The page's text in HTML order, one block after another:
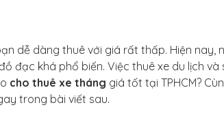
dễ dàng thuê với giá rất thấp. Hiện nay,
đạc khá phổ biến. Việc thuê xe du lịch và
cho thuê xe tháng giá tốt tại TPHCM?
trong bài viết sau.